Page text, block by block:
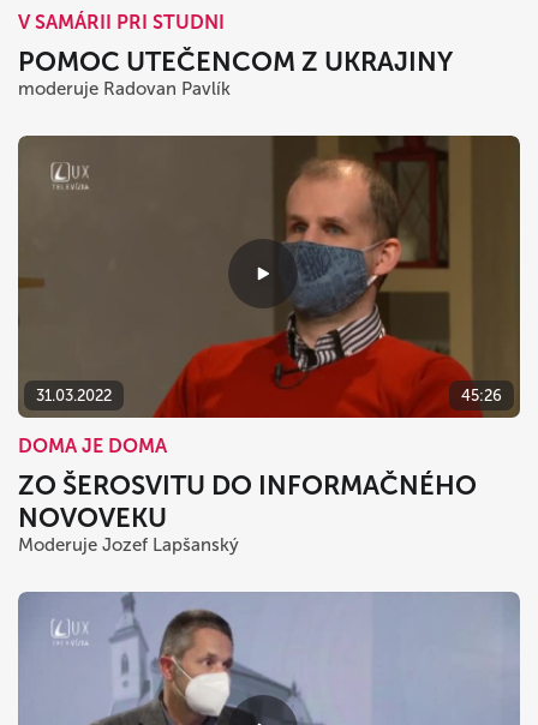
V SAMÁRII PRI STUDNI
POMOC UTEČENCOM Z UKRAJINY
moderuje Radovan Pavlík
31.03.2022 45:26
DOMA JE DOMA
ZO ŠEROSVITU DO INFORMAČNÉHO
NOVOVEKU
Moderuje Jozef Lapšanský